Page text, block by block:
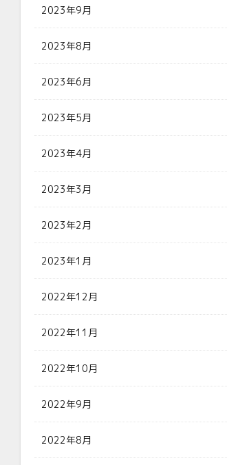
2023年9月
2023年8月
2023年6月
2023年5月
2023年4月
2023年3月
2023年2月
2023年1月
2022年12月
2022年11月
2022年10月
2022年9月
2022年8月